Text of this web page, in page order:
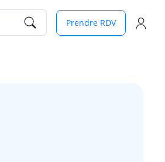
Prendre RDV